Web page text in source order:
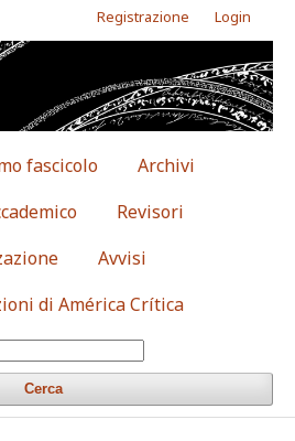
fascicolo
Archivi
Revisori
Avvisi
di América Crítica
Cerca
Registrazione Login